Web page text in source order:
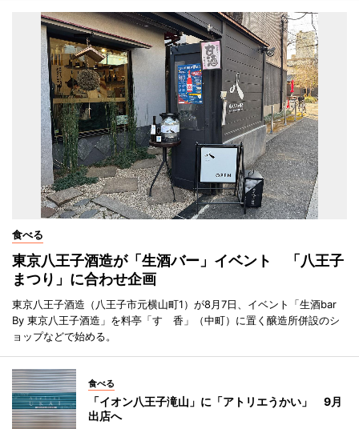
食べる
東京八王子酒造が「生酒バー」イベント 「八王子
まつり」に合わせ企画
東京八王子酒造（八王子市元横山町1）が8月7日、イベント「生酒bar
By 東京八王子酒造」を料亭「すゞ香」（中町）に置く醸造所併設のシ
ョップなどで始める。
食べる
「イオン八王子滝山」に「アトリエうかい」 9月
出店へ